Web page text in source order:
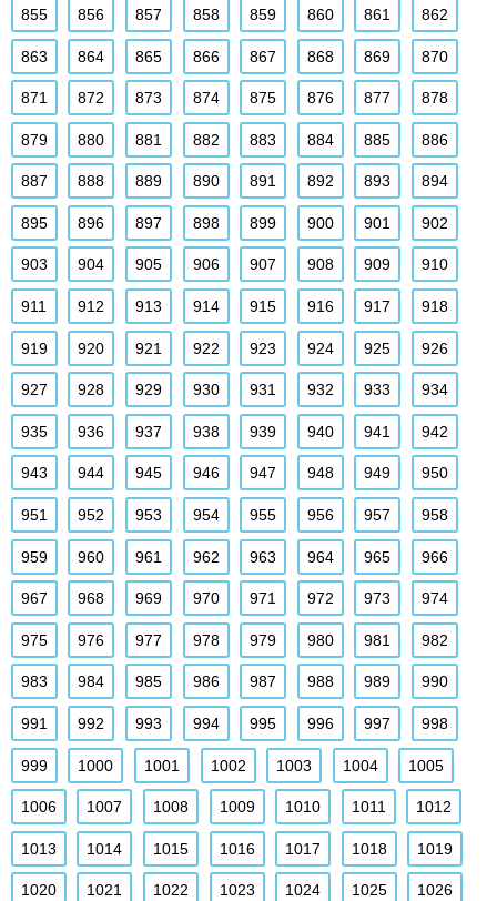
855 856 857 858 859 860 861 862
863 864 865 866 867 868 869 870
871 872 873 874 875 876 877 878
879 880 881 882 883 884 885 886
887 888 889 890 891 892 893 894
895 896 897 898 899 900 901 902
903 904 905 906 907 908 909 910
911 912 913 914 915 916 917 918
919 920 921 922 923 924 925 926
927 928 929 930 931 932 933 934
935 936 937 938 939 940 941 942
943 944 945 946 947 948 949 950
951 952 953 954 955 956 957 958
959 960 961 962 963 964 965 966
967 968 969 970 971 972 973 974
975 976 977 978 979 980 981 982
983 984 985 986 987 988 989 990
991 992 993 994 995 996 997 998
999 1000 1001 1002 1003 1004 1005
1006 1007 1008 1009 1010 1011 1012
1013 1014 1015 1016 1017 1018 1019
1020 1021 1022 1023 1024 1025 1026